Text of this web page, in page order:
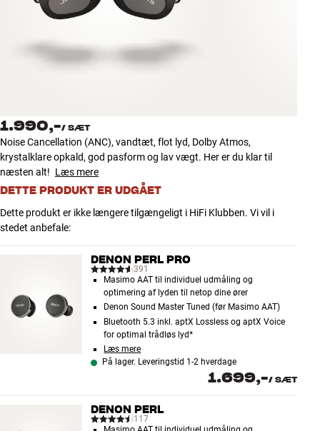
Tilbehør
INSPIRATION
NYHEDER
TILBUD
Find Butik
Kundeservice
Log ind
1.990,-/ SÆT
Noise Cancellation (ANC), vandtæt, flot lyd, Dolby Atmos,
krystalklare opkald, god pasform og lav vægt. Her er du klar til
næsten alt! Læs mere
DETTE PRODUKT ER UDGÅET
Dette produkt er ikke længere tilgængeligt i HiFi Klubben. Vi vil i
stedet anbefale:
DENON PERL PRO
391
Masimo AAT til individuel udmåling og
optimering af lyden til netop dine ører
Denon Sound Master Tuned (før Masimo AAT)
Bluetooth 5.3 inkl. aptX Lossless og aptX Voice
for optimal trådløs lyd*
Læs mere
På lager. Leveringstid 1-2 hverdage
1.699,-/ SÆT
DENON PERL
117